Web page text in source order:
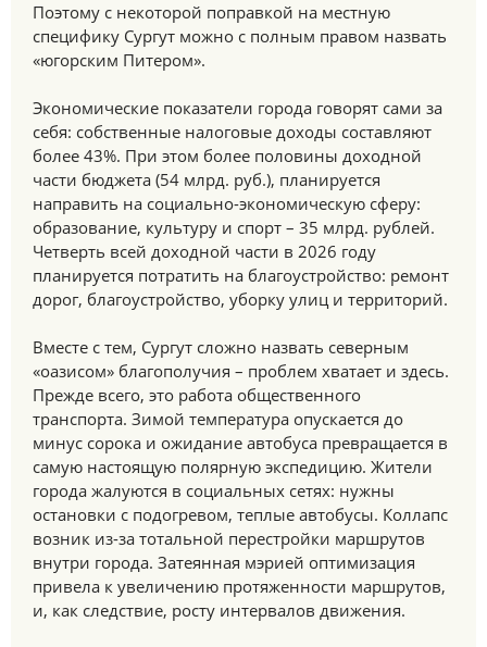
Поэтому с некоторой поправкой на местную
специфику Сургут можно с полным правом назвать
«югорским Питером».
Экономические показатели города говорят сами за
себя: собственные налоговые доходы составляют
более 43%. При этом более половины доходной
части бюджета (54 млрд. руб.), планируется
направить на социально-экономическую сферу:
образование, культуру и спорт – 35 млрд. рублей.
Четверть всей доходной части в 2026 году
планируется потратить на благоустройство: ремонт
дорог, благоустройство, уборку улиц и территорий.
Вместе с тем, Сургут сложно назвать северным
«оазисом» благополучия – проблем хватает и здесь.
Прежде всего, это работа общественного
транспорта. Зимой температура опускается до
минус сорока и ожидание автобуса превращается в
самую настоящую полярную экспедицию. Жители
города жалуются в социальных сетях: нужны
остановки с подогревом, теплые автобусы. Коллапс
возник из-за тотальной перестройки маршрутов
внутри города. Затеянная мэрией оптимизация
привела к увеличению протяженности маршрутов,
и, как следствие, росту интервалов движения.